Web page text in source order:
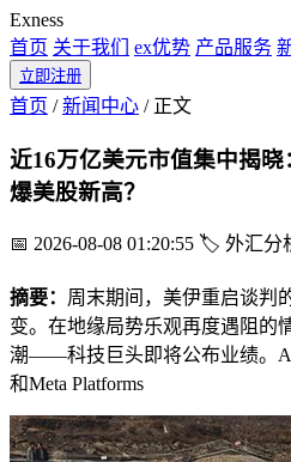
Exness
首页 关于我们 ex优势 产品服务
立即注册
首页 /新闻中心 / 正文
近16万亿美元市值集中揭晓
爆美股新高？
📅 2026-08-08 01:20:55 🏷️ 外汇分
摘要： 周末期间，美伊重启谈判
变。在地缘局势乐观再度遇阻的
潮——科技巨头即将公布业绩。
和Meta Platforms